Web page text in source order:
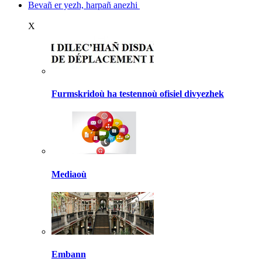
Bevañ er yezh, harpañ anezhi
X
Furmskridoù ha testennoù ofisiel divyezhek
Mediaoù
Embann